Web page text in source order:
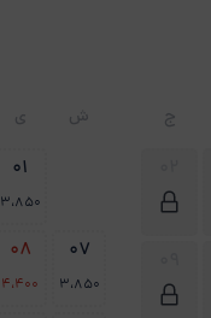
ج ش ی
01
3،850
07
3،850
08
4،400